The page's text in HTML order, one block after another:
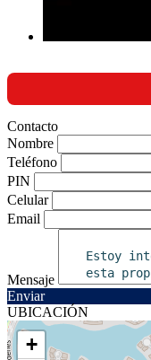
Contacto
Nombre
Teléfono
PIN
Celular
Email
Mensaje
Enviar
UBICACIÓN
+